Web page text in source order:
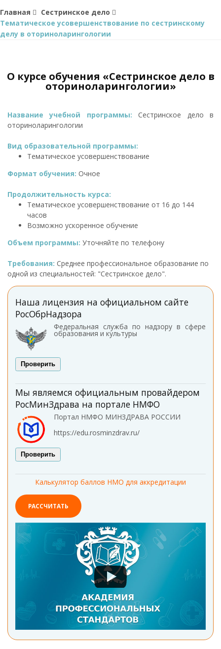
Главная
Сестринское дело
Тематическое усовершенствование по сестринскому
делу в оториноларингологии
О курсе обучения «Сестринское дело в
оториноларингологии»
Название учебной программы:Сестринское дело в
оториноларингологии
Вид образовательной программы:
Тематическое усовершенствование
Формат обучения: Очное
Продолжительность курса:
Тематическое усовершенствование от 16 до 144
часов
Возможно ускоренное обучение
Объем программы: Уточняйте по телефону
Требования: Среднее профессиональное образование по
одной из специальностей: "Сестринское дело".
Наша лицензия на официальном сайте
РосОбрНадзора
Федеральная служба по надзору в сфере
образования и культуры
Проверить
Мы являемся официальным провайдером
РосМинЗдрава на портале НМФО
Портал НМФО МИНЗДРАВА РОССИИ
https://edu.rosminzdrav.ru/
Проверить
Калькулятор баллов НМО для аккредитации
РАССЧИТАТЬ